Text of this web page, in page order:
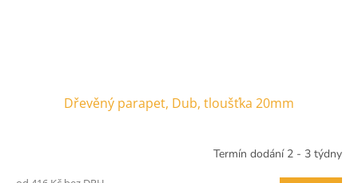
Dřevěný parapet, Dub, tloušťka 20mm
Termín dodání 2 - 3 týdny